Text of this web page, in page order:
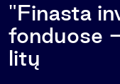
"Finasta
fonduose
litų